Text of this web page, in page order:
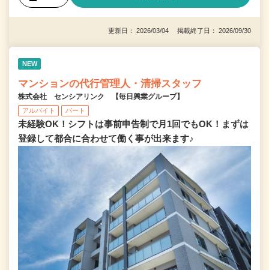
更新日： 2026/03/04 掲載終了日： 2026/09/30
NEW
マンションの代行管理人・清掃スタッフ
株式会社 センシアリンク 【毎日興業グループ】
アルバイト パート
未経験OK！シフトは事前申告制で月1回でもOK！まずは
登録して都合に合わせて働く事が出来ます♪